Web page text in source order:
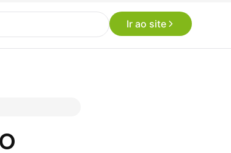
Ir ao site